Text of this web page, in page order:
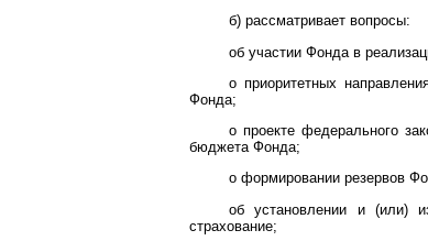
б) рассматривает вопросы:
об участии Фонда в
о приоритетных
Фонда;
о проекте федерального
бюджета Фонда;
о формировании резервов
об установлении и (или)
страхование;